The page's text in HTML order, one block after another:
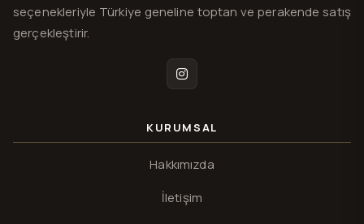
seçenekleriyle Türkiye geneline toptan ve perakende satış
gerçekleştirir.
Instagram
KURUMSAL
Hakkımızda
İletişim